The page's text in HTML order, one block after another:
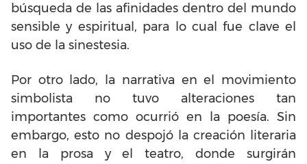
búsqueda de las afinidades dentro del mundo
sensible y espiritual, para lo cual fue clave el
uso de la sinestesia.
Por otro lado, la narrativa en el movimiento
simbolista no tuvo alteraciones tan
importantes como ocurrió en la poesía. Sin
embargo, esto no despojó la creación literaria
en la prosa y el teatro, donde surgirán